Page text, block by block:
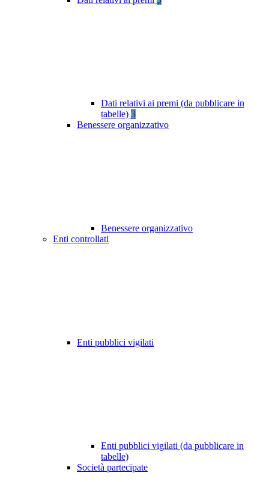
Dati relativi ai premi (da pubblicare in
tabelle) 3
Benessere organizzativo
Benessere organizzativo
Enti controllati
Enti pubblici vigilati
Enti pubblici vigilati (da pubblicare in
tabelle)
Società partecipate